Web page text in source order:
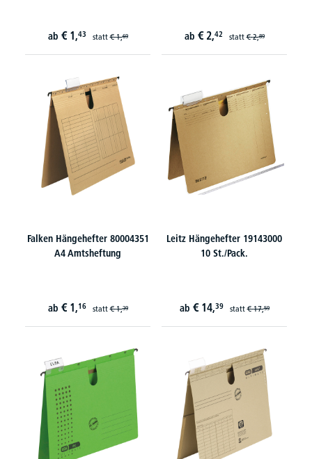
ab € 1,43 statt€ 1,69 ab € 2,42 statt€ 2,89
Falken Hängehefter 80004351
A4 Amtsheftung
ab € 1,16 statt€ 1,39
Leitz Hängehefter 19143000
10 St./Pack.
ab € 14,39 statt€ 17,59